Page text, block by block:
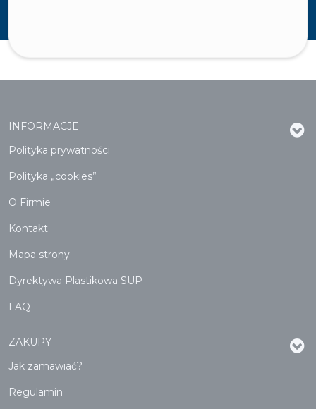
INFORMACJE
Polityka prywatności
Polityka „cookies”
O Firmie
Kontakt
Mapa strony
Dyrektywa Plastikowa SUP
FAQ
ZAKUPY
Jak zamawiać?
Regulamin